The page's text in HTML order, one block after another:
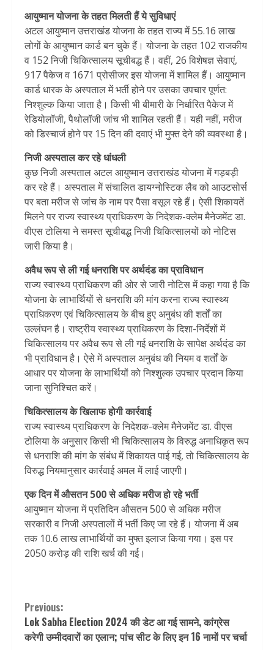
आयुष्मान योजना के तहत मिलती हैं ये सुविधाएं
अटल आयुष्मान उत्तराखंड योजना के तहत राज्य में 55.16 लाख
लोगों के आयुष्मान कार्ड बन चुके हैं। योजना के तहत 102 राजकीय
व 152 निजी चिकित्सालय सूचीबद्ध हैं। वहीं, 26 विशेषज्ञ सेवाएं,
917 पैकेज व 1671 प्रोसीजर इस योजना में शामिल हैं। आयुष्मान
कार्ड धारक के अस्पताल में भर्ती होने पर उसका उपचार पूर्णत:
निश्शुल्क किया जाता है। किसी भी बीमारी के निर्धारित पैकेज में
रेडियोलॉजी, पैथोलॉजी जांच भी शामिल रहती हैं। यही नहीं, मरीज
को डिस्चार्ज होने पर 15 दिन की दवाएं भी मुफ्त देने की व्यवस्था है।
निजी अस्पताल कर रहे धांधली
कुछ निजी अस्पताल अटल आयुष्मान उत्तराखंड योजना में गड़बड़ी
कर रहे हैं। अस्पताल में संचालित डायग्नोस्टिक लैब को आउटसोर्स
पर बता मरीज से जांच के नाम पर पैसा वसूल रहे हैं। ऐसी शिकायतें
मिलने पर राज्य स्वास्थ्य प्राधिकरण के निदेशक-क्लेम मैनेजमेंट डा.
वीएस टोलिया ने समस्त सूचीबद्ध निजी चिकित्सालयों को नोटिस
जारी किया है।
अवैध रूप से ली गई धनराशि पर अर्थदंड का प्राविधान
राज्य स्वास्थ्य प्राधिकरण की ओर से जारी नोटिस में कहा गया है कि
योजना के लाभार्थियों से धनराशि की मांग करना राज्य स्वास्थ्य
प्राधिकरण एवं चिकित्सालय के बीच हुए अनुबंध की शर्तों का
उल्लंघन है। राष्ट्रीय स्वास्थ्य प्राधिकरण के दिशा-निर्देशों में
चिकित्सालय पर अवैध रूप से ली गई धनराशि के सापेक्ष अर्थदंड का
भी प्राविधान है। ऐसे में अस्पताल अनुबंध की नियम व शर्तों के
आधार पर योजना के लाभार्थियों को निश्शुल्क उपचार प्रदान किया
जाना सुनिश्चित करें।
चिकित्सालय के खिलाफ होगी कार्रवाई
राज्य स्वास्थ्य प्राधिकरण के निदेशक-क्लेम मैनेजमेंट डा. वीएस
टोलिया के अनुसार किसी भी चिकित्सालय के विरुद्ध अनाधिकृत रूप
से धनराशि की मांग के संबंध में शिकायत पाई गई, तो चिकित्सालय के
विरुद्ध नियमानुसार कार्रवाई अमल में लाई जाएगी।
एक दिन में औसतन 500 से अधिक मरीज हो रहे भर्ती
आयुष्मान योजना में प्रतिदिन औसतन 500 से अधिक मरीज
सरकारी व निजी अस्पतालों में भर्ती किए जा रहे हैं। योजना में अब
तक 10.6 लाख लाभार्थियों का मुफ्त इलाज किया गया। इस पर
2050 करोड़ की राशि खर्च की गई।
Continue
Reading
Previous:
Lok Sabha Election 2024 की डेट आ गई सामने, कांग्रेस
करेगी उम्मीदवारों का एलान; पांच सीट के लिए इन 16 नामों पर चर्चा